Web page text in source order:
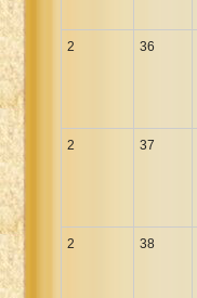
2 36
2 37
2 38